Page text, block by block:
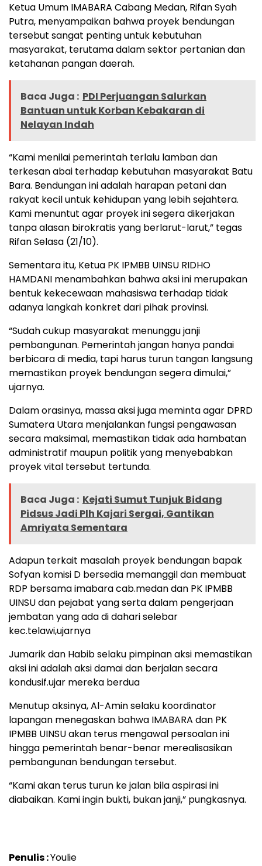
Ketua Umum IMABARA Cabang Medan, Rifan Syah
Putra, menyampaikan bahwa proyek bendungan
tersebut sangat penting untuk kebutuhan
masyarakat, terutama dalam sektor pertanian dan
ketahanan pangan daerah.
Baca Juga : PDI Perjuangan Salurkan
Bantuan untuk Korban Kebakaran di
Nelayan Indah
“Kami menilai pemerintah terlalu lamban dan
terkesan abai terhadap kebutuhan masyarakat Batu
Bara. Bendungan ini adalah harapan petani dan
rakyat kecil untuk kehidupan yang lebih sejahtera.
Kami menuntut agar proyek ini segera dikerjakan
tanpa alasan birokratis yang berlarut-larut,” tegas
Rifan Selasa (21/10).
Sementara itu, Ketua PK IPMBB UINSU RIDHO
HAMDANI menambahkan bahwa aksi ini merupakan
bentuk kekecewaan mahasiswa terhadap tidak
adanya langkah konkret dari pihak provinsi.
“Sudah cukup masyarakat menunggu janji
pembangunan. Pemerintah jangan hanya pandai
berbicara di media, tapi harus turun tangan langsung
memastikan proyek bendungan segera dimulai,”
ujarnya.
Dalam orasinya, massa aksi juga meminta agar DPRD
Sumatera Utara menjalankan fungsi pengawasan
secara maksimal, memastikan tidak ada hambatan
administratif maupun politik yang menyebabkan
proyek vital tersebut tertunda.
Baca Juga : Kejati Sumut Tunjuk Bidang
Pidsus Jadi Plh Kajari Sergai, Gantikan
Amriyata Sementara
Adapun terkait masalah proyek bendungan bapak
Sofyan komisi D bersedia memanggil dan membuat
RDP bersama imabara cab.medan dan PK IPMBB
UINSU dan pejabat yang serta dalam pengerjaan
jembatan yang ada di dahari selebar
kec.telawi,ujarnya
Jumarik dan Habib selaku pimpinan aksi memastikan
aksi ini adalah aksi damai dan berjalan secara
kondusif.ujar mereka berdua
Menutup aksinya, Al-Amin selaku koordinator
lapangan menegaskan bahwa IMABARA dan PK
IPMBB UINSU akan terus mengawal persoalan ini
hingga pemerintah benar-benar merealisasikan
pembangunan bendungan tersebut.
“Kami akan terus turun ke jalan bila aspirasi ini
diabaikan. Kami ingin bukti, bukan janji,” pungkasnya.
Penulis :Youlie